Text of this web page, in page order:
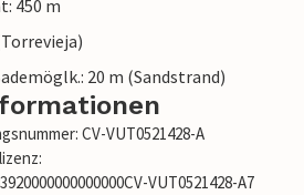
450 m
20 m (Sandstrand)
CV-VUT0521428-A
VUT0521428-A7